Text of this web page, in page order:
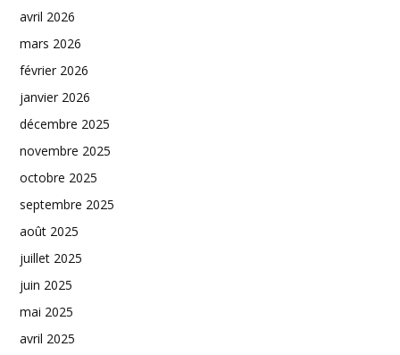
avril 2026
mars 2026
février 2026
janvier 2026
décembre 2025
novembre 2025
octobre 2025
septembre 2025
août 2025
juillet 2025
juin 2025
mai 2025
avril 2025